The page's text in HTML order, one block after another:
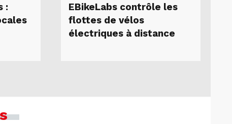
:
EBikeLabs contrôle les
flottes de vélos
électriques à distance